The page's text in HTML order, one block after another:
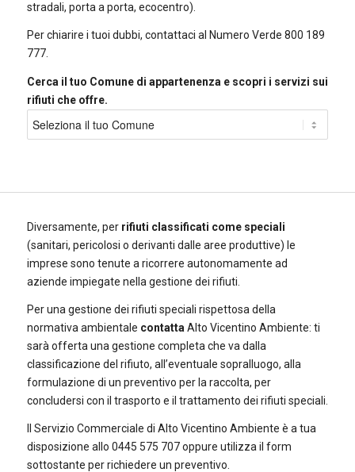
stradali, porta a porta, ecocentro).
Per chiarire i tuoi dubbi, contattaci al Numero Verde 800 189
777.
Cerca il tuo Comune di appartenenza e scopri i servizi sui
rifiuti che offre.
Diversamente, per rifiuti classificati come speciali
(sanitari, pericolosi o derivanti dalle aree produttive) le
imprese sono tenute a ricorrere autonomamente ad
aziende impiegate nella gestione dei rifiuti.
Per una gestione dei rifiuti speciali rispettosa della
normativa ambientale contatta Alto Vicentino Ambiente: ti
sarà offerta una gestione completa che va dalla
classificazione del rifiuto, all’eventuale sopralluogo, alla
formulazione di un preventivo per la raccolta, per
concludersi con il trasporto e il trattamento dei rifiuti speciali.
Il Servizio Commerciale di Alto Vicentino Ambiente è a tua
disposizione allo 0445 575 707 oppure utilizza il form
sottostante per richiedere un preventivo.